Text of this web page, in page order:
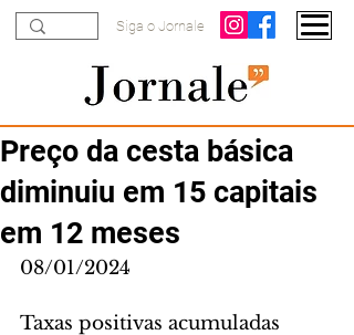
Siga o Jornale
Preço da cesta básica
diminuiu em 15 capitais
em 12 meses
08/01/2024
Taxas positivas acumuladas